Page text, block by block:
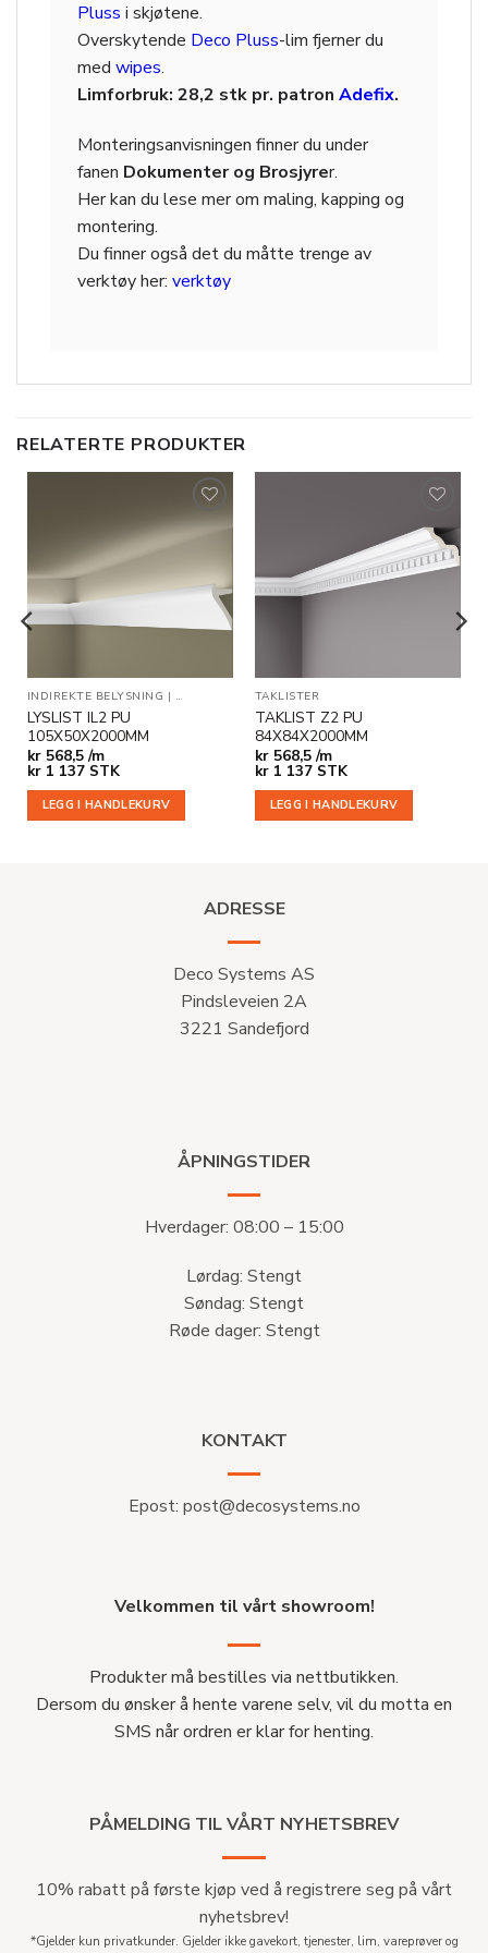
Pluss i skjøtene.
Overskytende Deco Pluss-lim fjerner du
med wipes.
Limforbruk: 28,2 stk pr. patron Adefix.
Monteringsanvisningen finner du under
fanen Dokumenter og Brosjyrer.
Her kan du lese mer om maling, kapping og
montering.
Du finner også det du måtte trenge av
verktøy her: verktøy
RELATERTE PRODUKTER
INDIREKTE BELYSNING | TAKLISTER
LYSLIST IL2 PU
105X50X2000MM
kr568,5 /m
kr1 137 STK
LEGG I HANDLEKURV
Legg til
i
ønskeliste
TAKLISTER
TAKLIST Z2 PU
84X84X2000MM
kr568,5 /m
kr1 137 STK
LEGG I HANDLEKURV
ADRESSE
Deco Systems AS
Pindsleveien 2A
3221 Sandefjord
ÅPNINGSTIDER
Hverdager: 08:00 – 15:00
Lørdag: Stengt
Søndag: Stengt
Røde dager: Stengt
KONTAKT
Epost: post@decosystems.no
Velkommen til vårt showroom!
Produkter må bestilles via nettbutikken.
Dersom du ønsker å hente varene selv, vil du motta en
SMS når ordren er klar for henting.
PÅMELDING TIL VÅRT NYHETSBREV
10% rabatt på første kjøp ved å registrere seg på vårt
nyhetsbrev!
*Gjelder kun privatkunder. Gjelder ikke gavekort, tjenester, lim, vareprøver og